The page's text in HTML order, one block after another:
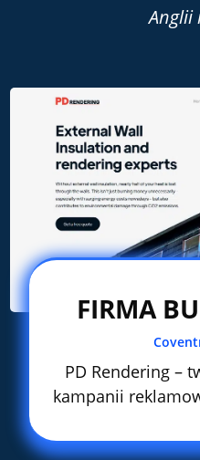
Anglii
FIRMA
PD Rendering –
kampanii